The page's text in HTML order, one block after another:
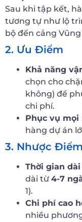
Sau khi tập kết,
tương tự như lộ
bộ đến cảng
2. Ưu Điểm
Khả năng
chọn cho
không) để
chi phí.
Phục vụ mọi
hàng dự án
3. Nhược Điểm
Thời gian dài
dài từ 4-7
1).
Chi phí cao
nhiều